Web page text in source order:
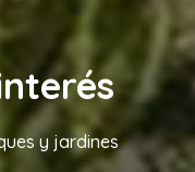
y jardines